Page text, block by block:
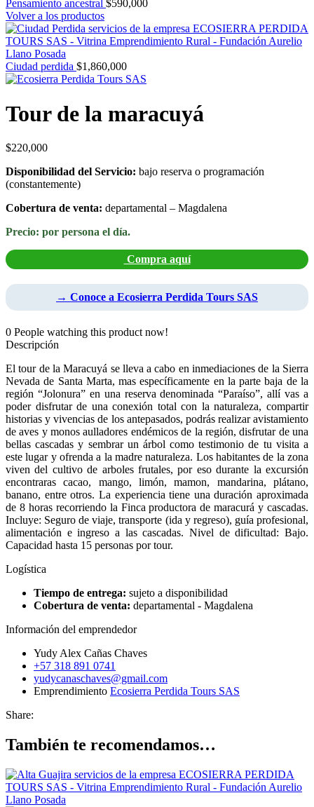
Pensamiento ancestral $590,000
Volver a los productos
Ciudad perdida $1,860,000
Tour de la maracuyá
$220,000
Disponibilidad del Servicio: bajo reserva o programación
(constantemente)
Cobertura de venta: departamental – Magdalena
Precio: por persona el día.
Compra aquí
→ Conoce a Ecosierra Perdida Tours SAS
0 People watching this product now!
Descripción
El tour de la Maracuyá se lleva a cabo en inmediaciones de la Sierra
Nevada de Santa Marta, mas específicamente en la parte baja de la
región “Jolonura” en una reserva denominada “Paraíso”, allí vas a
poder disfrutar de una conexión total con la naturaleza, compartir
historias y vivencias de los antepasados, podrás realizar avistamiento
de aves y monos aulladores endémicos de la región, disfrutar de una
bellas cascadas y sembrar un árbol como testimonio de tu visita a
este lugar y ofrenda a la madre naturaleza. Los habitantes de la zona
viven del cultivo de arboles frutales, por eso durante la excursión
encontraras cacao, mango, limón, mamon, mandarina, plátano,
banano, entre otros. La experiencia tiene una duración aproximada
de 8 horas recorriendo la Finca productora de maracurá y cascadas.
Incluye: Seguro de viaje, transporte (ida y regreso), guía profesional,
alimentación e ingreso a las cascadas. Nivel de dificultad: Bajo.
Capacidad hasta 15 personas por tour.
Logística
Tiempo de entrega: sujeto a disponibilidad
Cobertura de venta: departamental - Magdalena
Información del emprendedor
Yudy Alex Cañas Chaves
+57 318 891 0741
yudycanaschaves@gmail.com
Emprendimiento Ecosierra Perdida Tours SAS
Share:
También te recomendamos…